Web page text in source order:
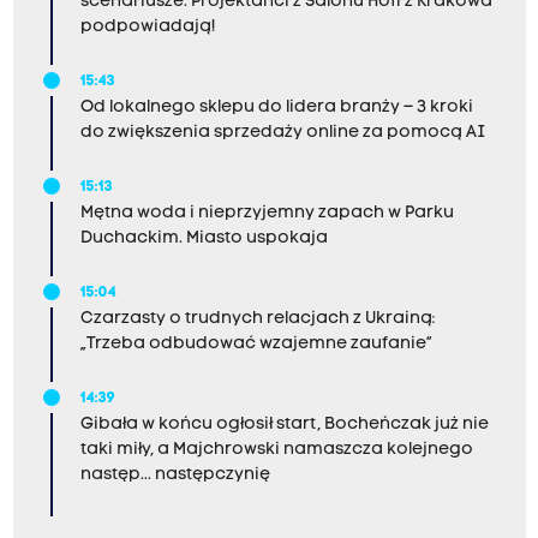
podpowiadają!
15:43
Od lokalnego sklepu do lidera branży – 3 kroki
do zwiększenia sprzedaży online za pomocą AI
15:13
Mętna woda i nieprzyjemny zapach w Parku
Duchackim. Miasto uspokaja
15:04
Czarzasty o trudnych relacjach z Ukrainą:
„Trzeba odbudować wzajemne zaufanie”
14:39
Gibała w końcu ogłosił start, Bocheńczak już nie
taki miły, a Majchrowski namaszcza kolejnego
następ... następczynię